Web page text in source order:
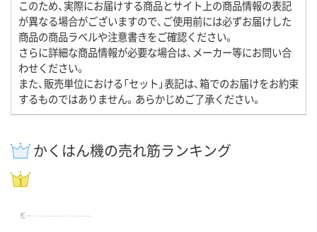
このため、実際にお届けする商品とサイト上の商品情報の表記
が異なる場合がございますので、ご使用前には必ずお届けした
商品の商品ラベルや注意書きをご確認ください。
さらに詳細な商品情報が必要な場合は、メーカー等にお問い合
わせください。
また、販売単位における「セット」表記は、箱でのお届けをお約束
するものではありません。あらかじめご了承ください。
かくはん機の売れ筋ランキング